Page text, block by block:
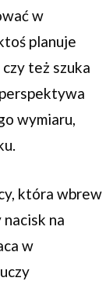
w
planuje
też szuka
wymiaru,
która wbrew
na
w